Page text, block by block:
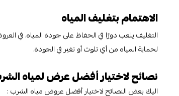
الاهتمام بتغليف المياه
التغليف يلعب دورًا في الحفاظ على جودة المياه. في
لحماية المياه من أي تلوث أو تغير في الجودة.
نصائح لاختيار أفضل عرض لمياه
اليك بعض النصائح لاختيار أفضل عروض مياه الشرب :